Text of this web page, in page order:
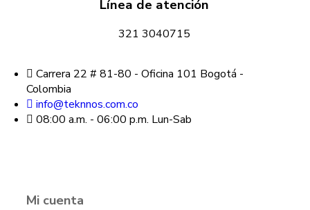
Línea de atención
321 3040715
Carrera 22 # 81-80 - Oficina 101 Bogotá -
Colombia
info@teknnos.com.co
08:00 a.m. - 06:00 p.m. Lun-Sab
Mi cuenta